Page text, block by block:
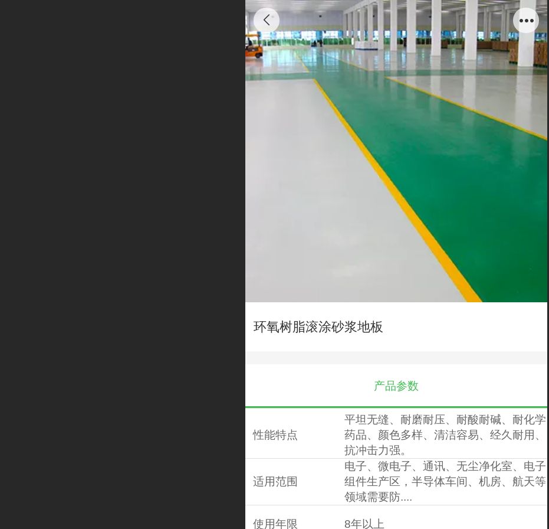
环氧树脂滚涂砂浆地板
产品参数
性能特点
平坦无缝、耐磨耐压、耐酸耐碱、耐化学
药品、颜色多样、清洁容易、经久耐用、
抗冲击力强。
适用范围
电子、微电子、通讯、无尘净化室、电子
组件生产区，半导体车间、机房、航天等
领域需要防....
使用年限 8年以上